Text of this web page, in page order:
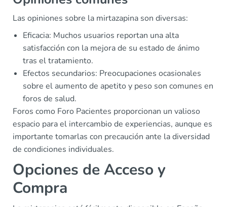
Las opiniones sobre la mirtazapina son diversas:
Eficacia: Muchos usuarios reportan una alta
satisfacción con la mejora de su estado de ánimo
tras el tratamiento.
Efectos secundarios: Preocupaciones ocasionales
sobre el aumento de apetito y peso son comunes en
foros de salud.
Foros como Foro Pacientes proporcionan un valioso
espacio para el intercambio de experiencias, aunque es
importante tomarlas con precaución ante la diversidad
de condiciones individuales.
Opciones de Acceso y
Compra